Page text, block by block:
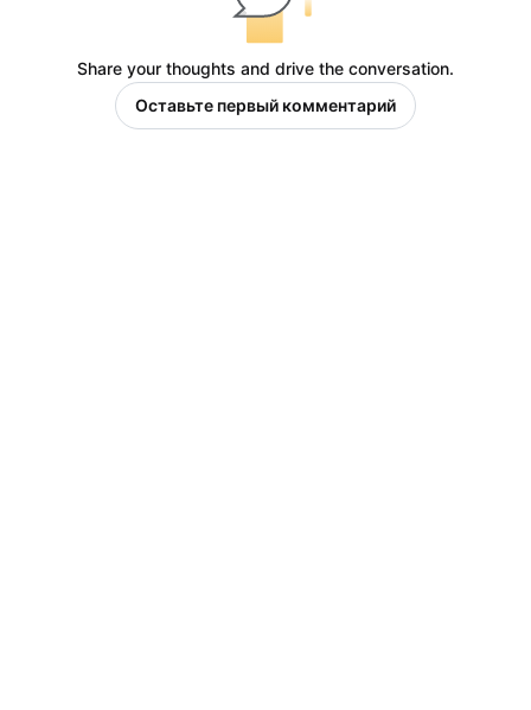
Share your thoughts and drive the conversation.
Оставьте первый комментарий